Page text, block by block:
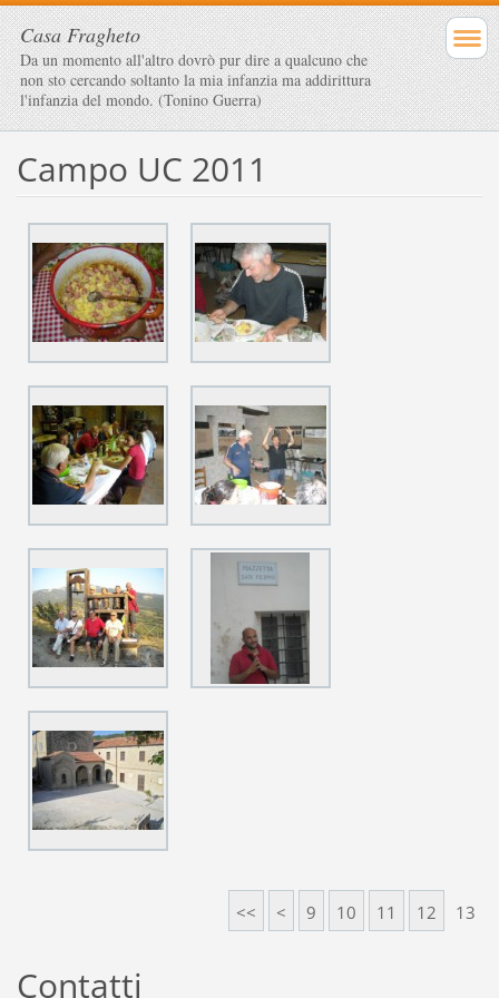
Casa Fragheto
Da un momento all'altro dovrò pur dire a qualcuno che
non sto cercando soltanto la mia infanzia ma addirittura
l'infanzia del mondo. (Tonino Guerra)
Campo UC 2011
<< < 9 10 11 12 13
Contatti